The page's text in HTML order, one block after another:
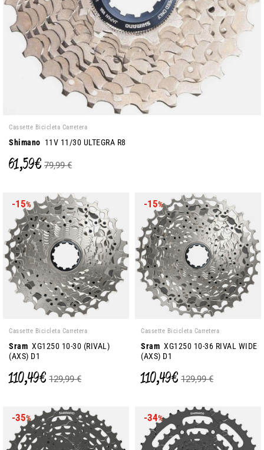
Cassette Bicicleta Carretera
Shimano 11V 11/30 ULTEGRA R8
61,59 € 79,99 €
-15%
Cassette Bicicleta Carretera
Sram XG1250 10-30 (RIVAL)
(AXS) D1
110,49 € 129,99 €
-15%
Cassette Bicicleta Carretera
Sram XG1250 10-36 RIVAL WIDE
(AXS) D1
110,49 € 129,99 €
-35% -34%